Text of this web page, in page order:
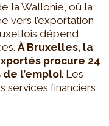
la Wallonie, où la
vers l’exportation
dépend
À Bruxelles, la
procure 24
l’emploi. Les
services financiers